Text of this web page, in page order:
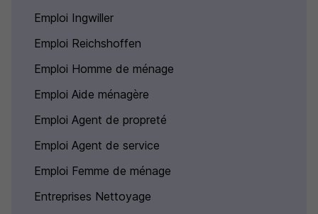
Emploi Ingwiller
Emploi Reichshoffen
Emploi Homme de ménage
Emploi Aide ménagère
Emploi Agent de propreté
Emploi Agent de service
Emploi Femme de ménage
Entreprises Nettoyage